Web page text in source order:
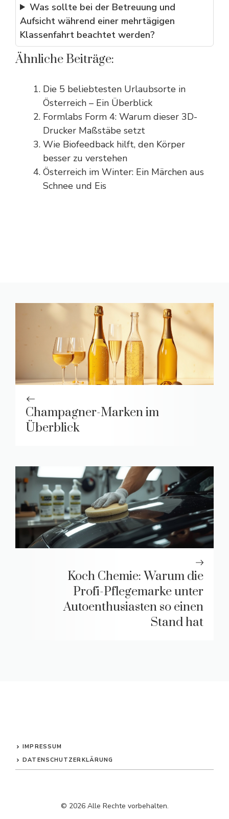
Was sollte bei der Betreuung und
Aufsicht während einer mehrtägigen
Klassenfahrt beachtet werden?
Ähnliche Beiträge:
Die 5 beliebtesten Urlaubsorte in
Österreich – Ein Überblick
Formlabs Form 4: Warum dieser 3D-
Drucker Maßstäbe setzt
Wie Biofeedback hilft, den Körper
besser zu verstehen
Österreich im Winter: Ein Märchen aus
Schnee und Eis
Champagner-Marken im
Überblick
Koch Chemie: Warum die
Profi-Pflegemarke unter
Autoenthusiasten so einen
Stand hat
IMPRESSUM
DATENSCHUTZERKLÄRUNG
© 2026 Alle Rechte vorbehalten.